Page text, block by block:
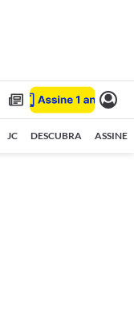
JC DESCUBRA ASSINE